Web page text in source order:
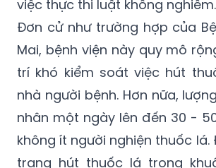
Mai, bệnh viện này quy mô
trí khó kiểm soát việc hút
nhà người bệnh. Hơn nữa,
nhân một ngày lên đến 30 -
không ít người nghiện thuốc lá.
trạng hút thuốc lá trong
viện là do việc kiểm soát, việc